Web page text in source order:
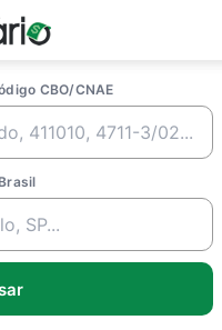
CBO/CNAE